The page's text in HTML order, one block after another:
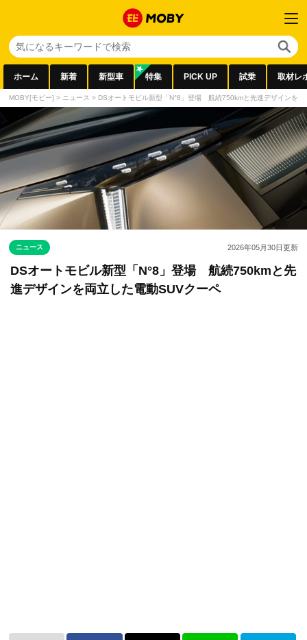
ホーム 新着 新型車 特集 PICK UP 試乗 取材レ
MOBY[モビー] > ニュース > DSオートモビル新型「N°8」登場 航続750kmと先進デザインを両
ニュース 2026年05月30日更新
DSオートモビル新型「N°8」登場 航続750kmと先
進デザインを両立した電動SUVクーペ